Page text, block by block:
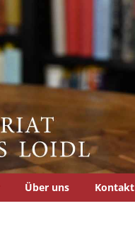
Über uns Kontakt